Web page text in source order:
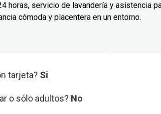
horas, servicio de lavandería y asistencia
cómoda y placentera en un entorno.
tarjeta? Si
o sólo adultos? No